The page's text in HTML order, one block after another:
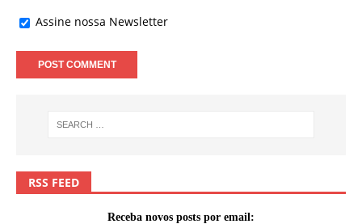
Assine nossa Newsletter
RSS FEED
Receba novos posts por email: